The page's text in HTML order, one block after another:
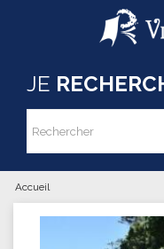
Aller au contenu principal
JE
Formulaire
Rechercher
Vous êtes
Accueil